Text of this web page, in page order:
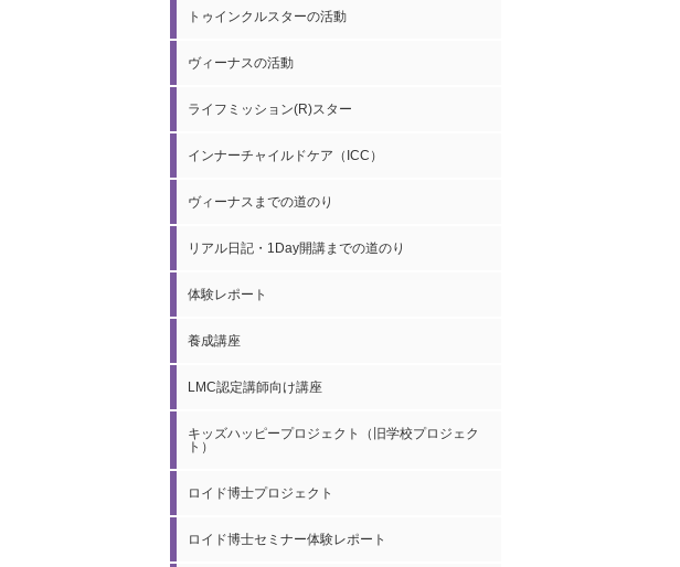
トゥインクルスターの活動
ヴィーナスの活動
ライフミッション(R)スター
インナーチャイルドケア（ICC）
ヴィーナスまでの道のり
リアル日記・1Day開講までの道のり
体験レポート
養成講座
LMC認定講師向け講座
キッズハッピープロジェクト（旧学校プロジェク
ト）
ロイド博士プロジェクト
ロイド博士セミナー体験レポート